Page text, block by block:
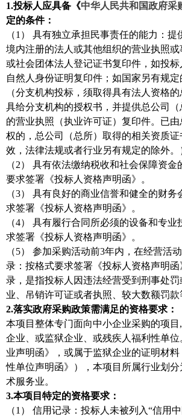
1.投标人应具备《中华人民共和国政府采
定的条件：
（1） 具有独立承担民事责任的能力：提
境内注册的法人或其他组织的营业执照
或社会团体法人登记证书复印件，如投
自然人身份证明复印件；如国家另有规定
（分支机构投标，须取得具有法人资格
具给分支机构的授权书，并提供总公司
的营业执照（执业许可证）复印件。已
权的，总公司（总所）取得的相关资质
效，法律法规或者行业另有规定的除外。
（2） 具有依法缴纳税收和社会保障资金
要求签署《投标人资格声明函》。
（3） 具有良好的商业信誉和健全的财务
求签署《投标人资格声明函》。
（4） 具有履行合同所必须的设备和专业
求签署《投标人资格声明函》。
（5） 参加采购活动前3年内，在经营活
录：按格式要求签署《投标人资格声明
录，是指投标人因违法经营受到刑事处
业、吊销许可证或者执照、较大数额罚款
2.落实政府采购政策需满足的资格要求：
本项目整体专门面向中小企业采购的项
企业、或监狱企业、或残疾人福利性单
业声明函》，或属于监狱企业的证明材料
性单位声明函》），本项目所属行业划
术服务业。
3.本项目特定的资格要求：
（1） 信用记录：投标人未被列入“信用